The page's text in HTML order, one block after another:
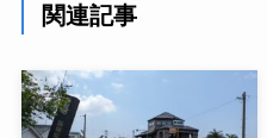
関連記事